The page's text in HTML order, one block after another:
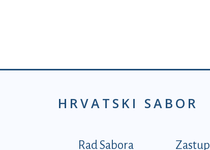
HRVATSKI SABOR
Rad Sabora